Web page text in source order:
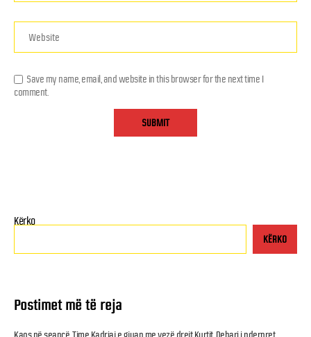
Save my name, email, and website in this browser for the next time I
comment.
Kërko
KËRKO
Postimet më të reja